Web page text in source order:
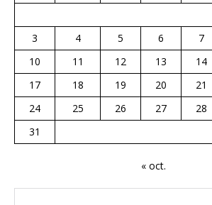
3
4 5 6 7
10
11 12 13 14
17
18 19 20 21
24
25 26 27 28
31
« oct.